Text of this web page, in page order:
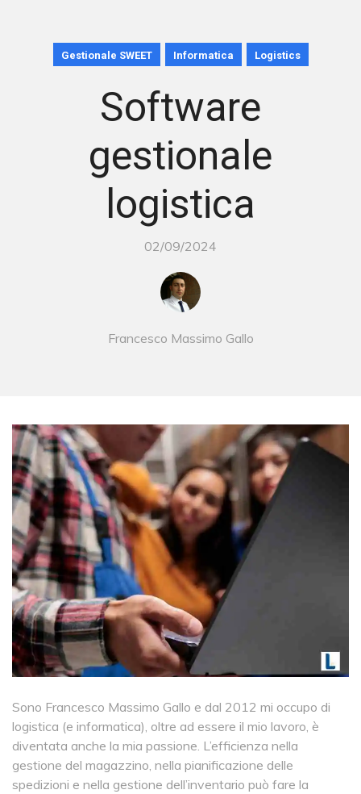
Gestionale SWEET Informatica Logistics
Software
gestionale
logistica
02/09/2024
Francesco Massimo Gallo
Sono Francesco Massimo Gallo e dal 2012 mi occupo di
logistica (e informatica), oltre ad essere il mio lavoro, è
diventata anche la mia passione. L’efficienza nella
gestione del magazzino, nella pianificazione delle
spedizioni e nella gestione dell’inventario può fare la